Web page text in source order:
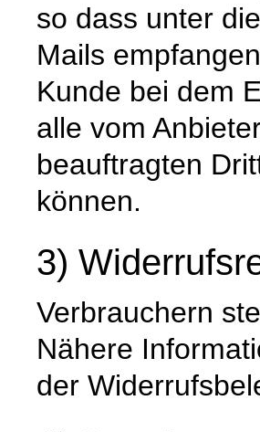
so dass unter
Mails
Kunde bei dem
alle vom
beauftragten
können.
3)
Verbrauchern
Nähere
der